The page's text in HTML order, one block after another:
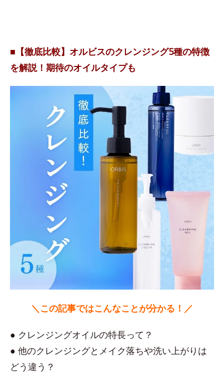
■【徹底比較】オルビスのクレンジング5種の特徴
を解説！期待のオイルタイプも
＼この記事ではこんなことが分かる！／
● クレンジングオイルの特長って？
● 他のクレンジングとメイク落ちや洗い上がりは
どう違う？